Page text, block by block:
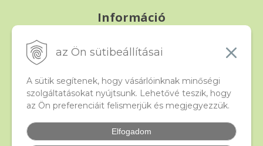
az Ön sütibeállításai
A sütik segítenek, hogy vásárlóinknak minőségi
szolgáltatásokat nyújtsunk. Lehetővé teszik, hogy
az Ön preferenciáit felismerjük és megjegyezzük.
Elfogadom
Információ
Panasz, árucsere és visszáru
Beado
Kapcsolat
Gyakori kérdések